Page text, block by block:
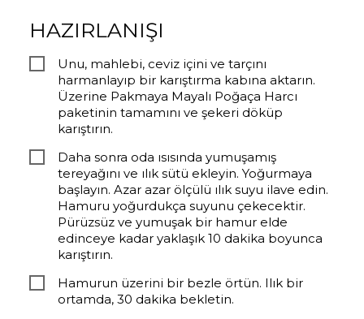
HAZIRLANIŞI
Unu, mahlebi, ceviz içini ve tarçını
harmanlayıp bir karıştırma kabına aktarın.
Üzerine Pakmaya Mayalı Poğaça Harcı
paketinin tamamını ve şekeri döküp
karıştırın.
Daha sonra oda ısısında yumuşamış
tereyağını ve ılık sütü ekleyin. Yoğurmaya
başlayın. Azar azar ölçülü ılık suyu ilave edin.
Hamuru yoğurdukça suyunu çekecektir.
Pürüzsüz ve yumuşak bir hamur elde
edinceye kadar yaklaşık 10 dakika boyunca
karıştırın.
Hamurun üzerini bir bezle örtün. Ilık bir
ortamda, 30 dakika bekletin.